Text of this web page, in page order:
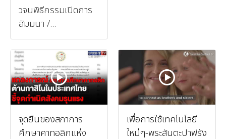
วจนพิธีกรรมเปิดการ
สัมมนา /...
จุดยืนของสภาการ
ศึกษาคาทอลิกแห่ง
เพื่อการใช้เทคโนโลยี
ใหม่ๆ-พระสันตะปาฟรัง